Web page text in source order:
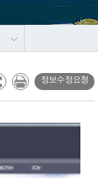
정보수정요청